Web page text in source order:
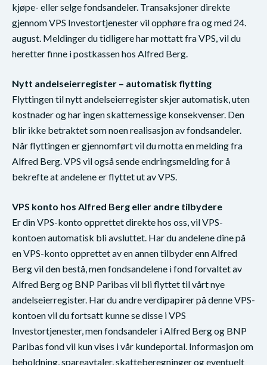
kjøpe- eller selge fondsandeler. Transaksjoner direkte
gjennom VPS Investortjenester vil opphøre fra og med 24.
august. Meldinger du tidligere har mottatt fra VPS, vil du
heretter finne i postkassen hos Alfred Berg.
Nytt andelseierregister – automatisk flytting
Flyttingen til nytt andelseierregister skjer automatisk, uten
kostnader og har ingen skattemessige konsekvenser. Den
blir ikke betraktet som noen realisasjon av fondsandeler.
Når flyttingen er gjennomført vil du motta en melding fra
Alfred Berg. VPS vil også sende endringsmelding for å
bekrefte at andelene er flyttet ut av VPS.
VPS konto hos Alfred Berg eller andre tilbydere
Er din VPS-konto opprettet direkte hos oss, vil VPS-
kontoen automatisk bli avsluttet. Har du andelene dine på
en VPS-konto opprettet av en annen tilbyder enn Alfred
Berg vil den bestå, men fondsandelene i fond forvaltet av
Alfred Berg og BNP Paribas vil bli flyttet til vårt nye
andelseierregister. Har du andre verdipapirer på denne VPS-
kontoen vil du fortsatt kunne se disse i VPS
Investortjenester, men fondsandeler i Alfred Berg og BNP
Paribas fond vil kun vises i vår kundeportal. Informasjon om
beholdning, spareavtaler, skatteberegninger og eventuelt